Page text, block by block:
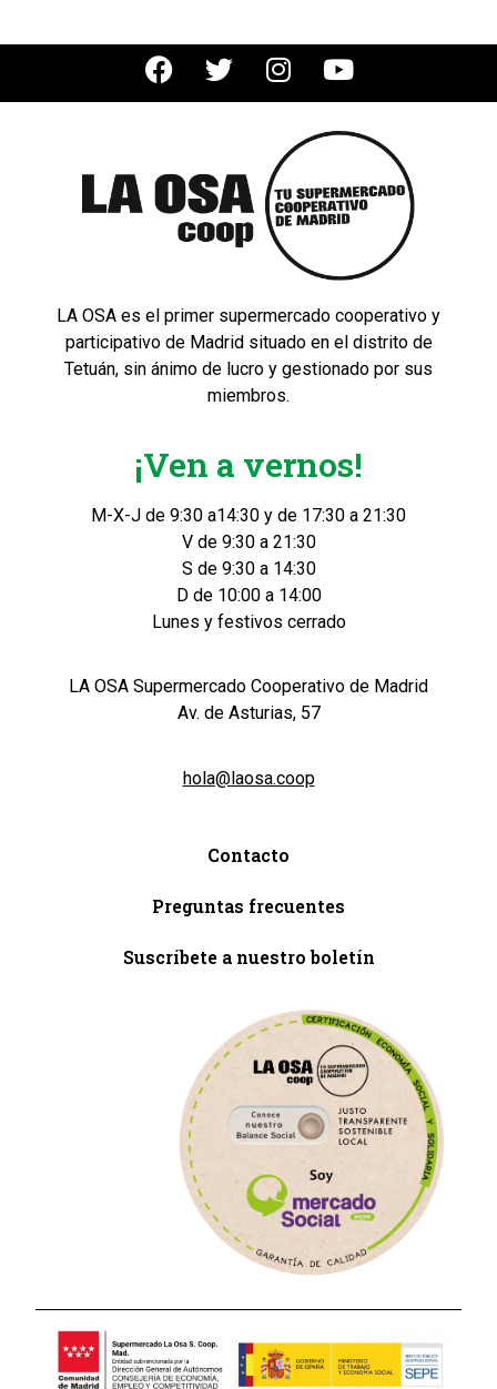
LA OSA es el primer supermercado cooperativo y
participativo de Madrid situado en el distrito de
Tetuán, sin ánimo de lucro y gestionado por sus
miembros.
¡Ven a vernos!
M-X-J de 9:30 a14:30 y de 17:30 a 21:30
V de 9:30 a 21:30
S de 9:30 a 14:30
D de 10:00 a 14:00
Lunes y festivos cerrado
LA OSA Supermercado Cooperativo de Madrid
Av. de Asturias, 57
hola@laosa.coop
Contacto
Preguntas frecuentes
Suscríbete a nuestro boletín